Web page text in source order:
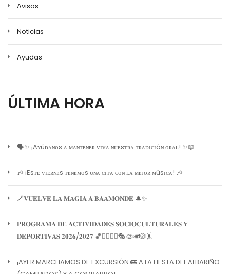
Avisos
Noticias
Ayudas
ÚLTIMA HORA
🗣️✨ ¡Aʏúᴅᴀɴᴏs ᴀ ᴍᴀɴᴛᴇɴᴇʀ ᴠɪᴠᴀ ɴᴜᴇsᴛʀᴀ ᴛʀᴀᴅɪᴄɪóɴ ᴏʀᴀʟ! ✨📖
🎶 ¡Esᴛᴇ ᴠɪᴇʀɴᴇs ᴛᴇɴᴇᴍᴏs ᴜɴᴀ ᴄɪᴛᴀ ᴄᴏɴ ʟᴀ ᴍᴇᴊᴏʀ ᴍúsɪᴄᴀ! 🎶
🪄𝐕𝐔𝐄𝐋𝐕𝐄 𝐋𝐀 𝐌𝐀𝐆𝐈𝐀 𝐀 𝐁𝐀𝐀𝐌𝐎𝐍𝐃𝐄 🎩✨
𝐏𝐑𝐎𝐆𝐑𝐀𝐌𝐀 𝐃𝐄 𝐀𝐂𝐓𝐈𝐕𝐈𝐃𝐀𝐃𝐄𝐒 𝐒𝐎𝐂𝐈𝐎𝐂𝐔𝐋𝐓𝐔𝐑𝐀𝐋𝐄𝐒 𝐘
𝐃𝐄𝐏𝐎𝐑𝐓𝐈𝐕𝐀𝐒 𝟐𝟎𝟐𝟔/𝟐𝟎𝟐𝟕 🏀🏊‍♀️🧘‍♀️🎭🎨🎺🎲🤸
¡AYER MARCHAMOS DE EXCURSIÓN 🚌 A LA FIESTA DEL ALBARIÑO